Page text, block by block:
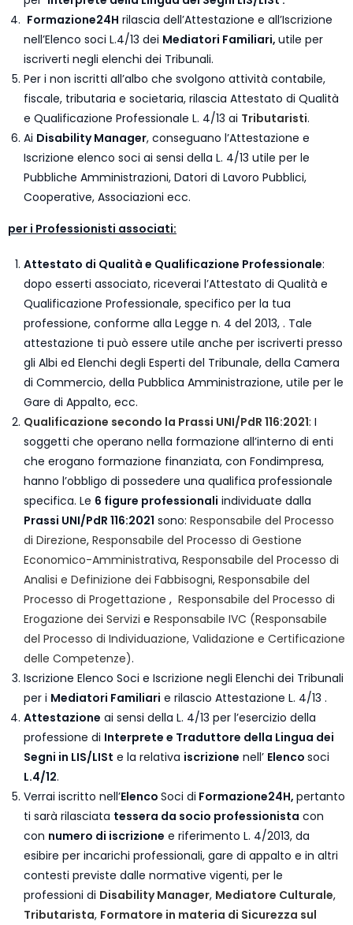
Formazione24H rilascia dell’Attestazione e all’Iscrizione
nell’Elenco soci L.4/13 dei Mediatori Familiari, utile per
iscriverti negli elenchi dei Tribunali.
Per i non iscritti all’albo che svolgono attività contabile,
fiscale, tributaria e societaria, rilascia Attestato di Qualità
e Qualificazione Professionale L. 4/13 ai Tributaristi.
Ai Disability Manager, conseguano l’Attestazione e
Iscrizione elenco soci ai sensi della L. 4/13 utile per le
Pubbliche Amministrazioni, Datori di Lavoro Pubblici,
Cooperative, Associazioni ecc.
per i Professionisti associati:
Attestato di Qualità e Qualificazione Professionale:
dopo esserti associato, riceverai l’Attestato di Qualità e
Qualificazione Professionale, specifico per la tua
professione, conforme alla Legge n. 4 del 2013, . Tale
attestazione ti può essere utile anche per iscriverti presso
gli Albi ed Elenchi degli Esperti del Tribunale, della Camera
di Commercio, della Pubblica Amministrazione, utile per le
Gare di Appalto, ecc.
Qualificazione secondo la Prassi UNI/PdR 116:2021: I
soggetti che operano nella formazione all’interno di enti
che erogano formazione finanziata, con Fondimpresa,
hanno l’obbligo di possedere una qualifica professionale
specifica. Le 6 figure professionali individuate dalla
Prassi UNI/PdR 116:2021 sono: Responsabile del Processo
di Direzione, Responsabile del Processo di Gestione
Economico-Amministrativa, Responsabile del Processo di
Analisi e Definizione dei Fabbisogni, Responsabile del
Processo di Progettazione , Responsabile del Processo di
Erogazione dei Servizi e Responsabile IVC (Responsabile
del Processo di Individuazione, Validazione e Certificazione
delle Competenze).
Iscrizione Elenco Soci e Iscrizione negli Elenchi dei Tribunali
per i Mediatori Familiari e rilascio Attestazione L. 4/13 .
Attestazione ai sensi della L. 4/13 per l’esercizio della
professione di Interprete e Traduttore della Lingua dei
Segni in LIS/LISt e la relativa iscrizione nell’ Elenco soci
L.4/12.
Verrai iscritto nell’Elenco Soci di Formazione24H, pertanto
ti sarà rilasciata tessera da socio professionista con
con numero di iscrizione e riferimento L. 4/2013, da
esibire per incarichi professionali, gare di appalto e in altri
contesti previste dalle normative vigenti, per le
professioni di Disability Manager, Mediatore Culturale,
Tributarista, Formatore in materia di Sicurezza sul